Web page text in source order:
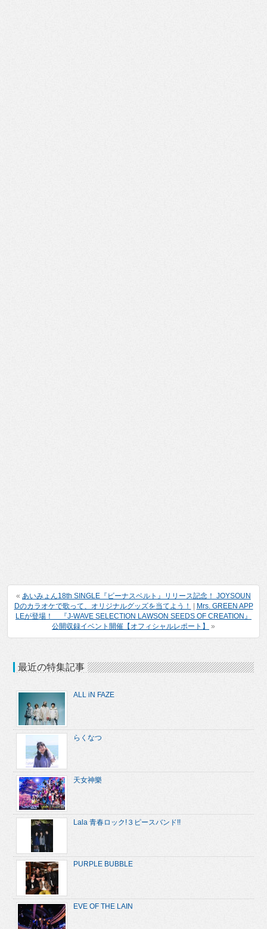
« あいみょん18th SINGLE『ビーナスベルト』リリース記念！ JOYSOUN
Dのカラオケで歌って、オリジナルグッズを当てよう！
Mrs. GREEN APP
LEが登場！ 『J-WAVE SELECTION LAWSON SEEDS OF CREATION』
公開収録イベント開催【オフィシャルレポート】
»
最近の特集記事
ALL iN FAZE
らくなつ
天女神樂
Lala 青春ロック!３ピースバンド!!
PURPLE BUBBLE
EVE OF THE LAIN